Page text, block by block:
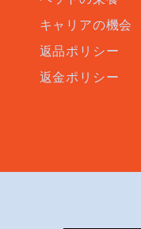
キャリアの機会
返品ポリシー
返金ポリシー